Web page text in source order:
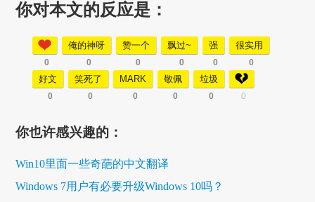
你对本文的反应是：
0
俺的神呀
0
赞一个
0
飘过~
0
强
0
很实用
0
好文
0
笑死了
0
MARK
0
敬佩
0
垃圾
0 0
你也许感兴趣的：
Win10里面一些奇葩的中文翻译
Windows 7用户有必要升级Windows 10吗？